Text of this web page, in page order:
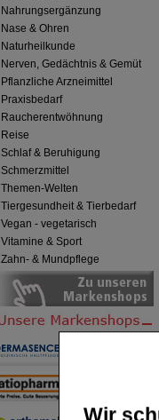
Wir
Nahrungsergänzung
Nase & Ohren
Naturheilkunde
Nerven, Gedächtnis & Gemüt
Pflanzliche Arzneimittel
Praxisbedarf
Raucherentwöhnung
Reise
Schlaf & Beruhigung
Schmerzmittel
Themen-Welten
Tiergesundheit & Tierbedarf
Vegan - vegetarisch
Vitamine & Sport
Zahn- & Mundpflege